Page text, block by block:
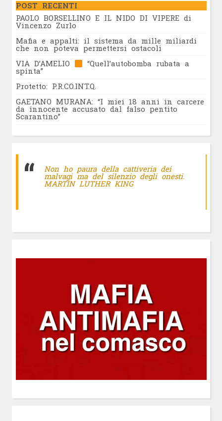
POST RECENTI
PAOLO BORSELLINO E IL NIDO DI VIPERE di
Vincenzo Zurlo
Mafia e appalti: il sistema da mille miliardi
che non poteva permettersi ostacoli
VIA D’AMELIO
“Quell’autobomba rubata a
spinta”
Protetto: P.R.CO.INT.Q.
GAETANO MURANA: “I miei 18 anni in carcere
da innocente accusato dal falso pentito
Scarantino”
Non ho paura della cattiveria dei
malvagi ma del silenzio degli onesti.
MARTIN LUTHER KING